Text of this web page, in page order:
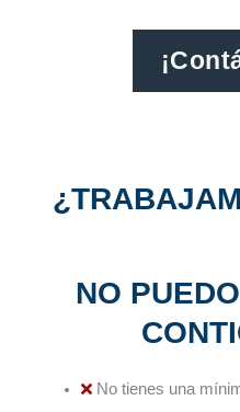
NO
No tienes una